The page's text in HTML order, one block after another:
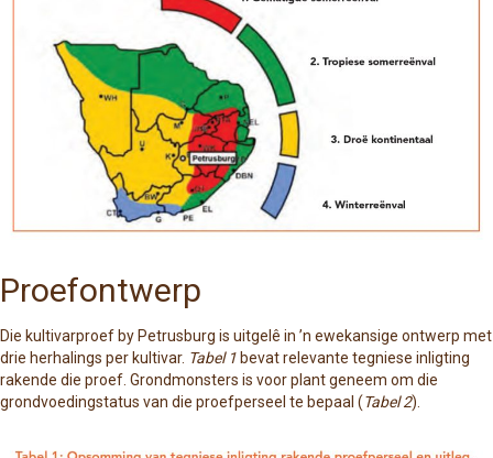
Proefontwerp
Die kultivarproef by Petrusburg is uitgelê in ’n ewekansige ontwerp met
drie herhalings per kultivar. Tabel 1 bevat relevante tegniese inligting
rakende die proef. Grondmonsters is voor plant geneem om die
grondvoedingstatus van die proefperseel te bepaal (Tabel 2).